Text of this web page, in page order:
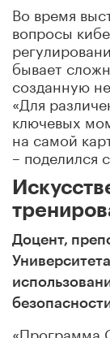
Во время
вопросы
бывает
созданную
«Для
ключевых
на самой
– поделился
Доцент,
«Программа